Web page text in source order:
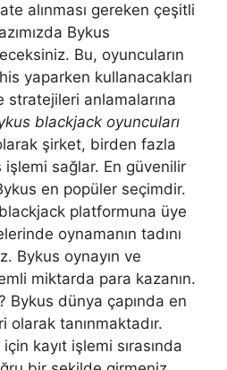
alınması gereken çeşitli
Bykus
Bu, oyuncuların
yaparken kullanacakları
anlamalarına
blackjack oyuncuları
şirket, birden fazla
sağlar. En güvenilir
en popüler seçimdir.
platformuna üye
oynamanın tadını
Bykus oynayın ve
miktarda para kazanın.
Bykus dünya çapında en
tanınmaktadır.
kayıt işlemi sırasında